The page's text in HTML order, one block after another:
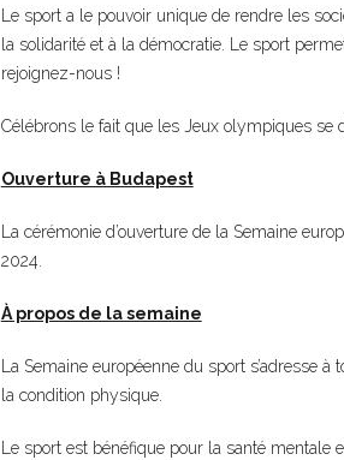
Le sport a le pouvoir unique de rendre les
la solidarité et à la démocratie. Le sport
rejoignez-nous !
Célébrons le fait que les Jeux olympiques se
Ouverture à Budapest
La cérémonie d’ouverture de la Semaine
2024.
À propos de la semaine
La Semaine européenne du sport s’adresse
la condition physique.
Le sport est bénéfique pour la santé mentale